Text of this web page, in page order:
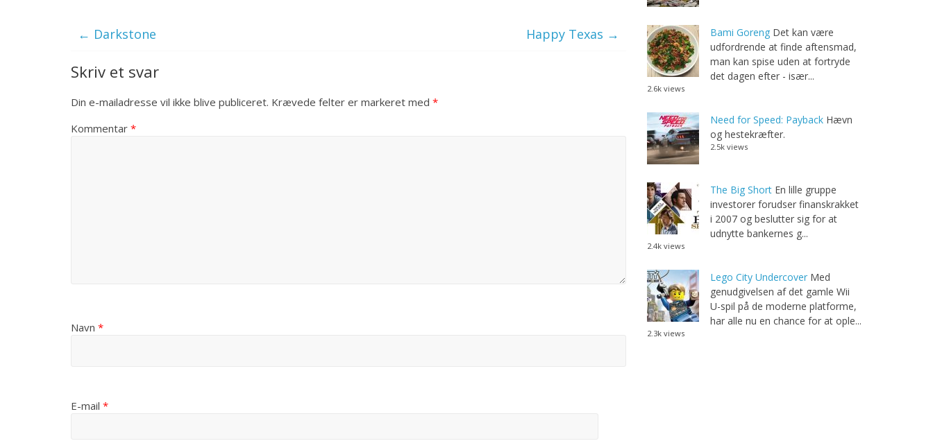
← Darkstone Happy Texas →
Skriv et svar
Din e-mailadresse vil ikke blive publiceret. Krævede felter er markeret med *
Kommentar *
Navn *
E-mail *
Bami Goreng Det kan være
udfordrende at finde aftensmad,
man kan spise uden at fortryde
det dagen efter - især...
2.6k views
Need for Speed: Payback Hævn
og hestekræfter.
2.5k views
The Big Short En lille gruppe
investorer forudser finanskrakket
i 2007 og beslutter sig for at
udnytte bankernes g...
2.4k views
Lego City Undercover Med
genudgivelsen af det gamle Wii
U-spil på de moderne platforme,
har alle nu en chance for at ople...
2.3k views